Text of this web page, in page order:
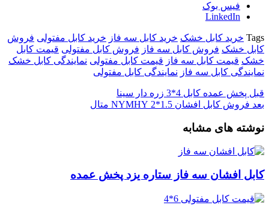
فیس بوک
LinkedIn
Tags خرید کابل خشک خرید کابل سه فاز خرید کابل مفتولی فروش
کابل خشک فروش کابل سه فاز فروش کابل مفتولی قیمت کابل
خشک قیمت کابل سه فاز قیمت کابل مفتولی نمایندگی کابل خشک
نمایندگی کابل سه فاز نمایندگی کابل مفتولی
قبل پخش عمده کابل 4*3 زره دار سینا
بعد فروش کابل افشان 1.5*2 NYMHY متال
نوشته های مشابه
کابل افشان سه فاز ستاره یزد پخش عمده